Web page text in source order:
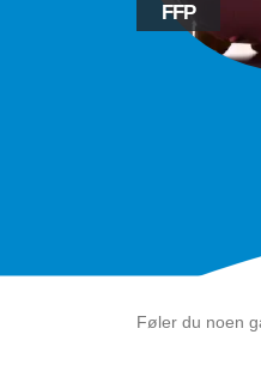
FFP
Føler du noen